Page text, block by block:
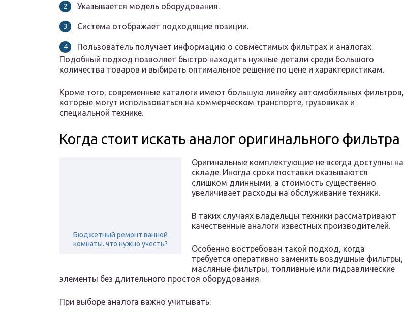
Указывается модель оборудования.
Система отображает подходящие позиции.
Пользователь получает информацию о совместимых фильтрах и аналогах.
Подобный подход позволяет быстро находить нужные детали среди большого
количества товаров и выбирать оптимальное решение по цене и характеристикам.
Кроме того, современные каталоги имеют большую линейку автомобильных фильтров,
которые могут использоваться на коммерческом транспорте, грузовиках и
специальной технике.
Когда стоит искать аналог оригинального фильтра
Бюджетный ремонт ванной
комнаты. что нужно учесть?
Оригинальные комплектующие не всегда доступны на
складе. Иногда сроки поставки оказываются
слишком длинными, а стоимость существенно
увеличивает расходы на обслуживание техники.
В таких случаях владельцы техники рассматривают
качественные аналоги известных производителей.
Особенно востребован такой подход, когда
требуется оперативно заменить воздушные фильтры,
масляные фильтры, топливные или гидравлические
элементы без длительного простоя оборудования.
При выборе аналога важно учитывать: